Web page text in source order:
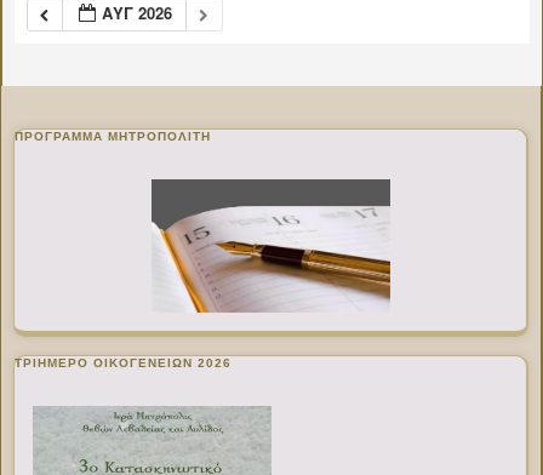
ΑΥΓ 2026
ΠΡΌΓΡΑΜΜΑ ΜΗΤΡΟΠΟΛΊΤΗ
ΤΡΙΗΜΕΡΟ ΟΙΚΟΓΕΝΕΙΩΝ 2026